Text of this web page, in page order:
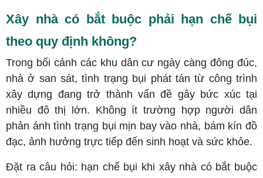
Xây nhà có bắt buộc phải hạn chế bụi
theo quy định không?
Trong bối cảnh các khu dân cư ngày càng đông đúc,
nhà ở san sát, tình trạng bụi phát tán từ công trình
xây dựng đang trở thành vấn đề gây bức xúc tại
nhiều đô thị lớn. Không ít trường hợp người dân
phản ánh tình trạng bụi mịn bay vào nhà, bám kín đồ
đạc, ảnh hưởng trực tiếp đến sinh hoạt và sức khỏe.
Đặt ra câu hỏi: hạn chế bụi khi xây nhà có bắt buộc